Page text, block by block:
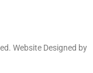
Website Designed by